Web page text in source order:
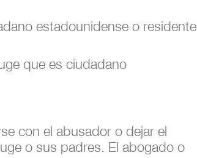
estadounidense o residente
que es ciudadano
con el abusador o dejar el
o sus padres. El abogado o